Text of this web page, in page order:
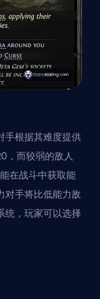
手根据其难度提供
，而较弱的敌人
在战斗中获取能
对手将比低能力敌
统，玩家可以选择